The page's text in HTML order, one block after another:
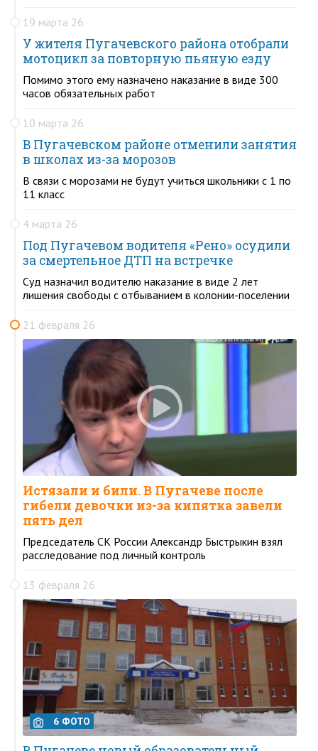
19 марта 26
У жителя Пугачевского района отобрали
мотоцикл за повторную пьяную езду
Помимо этого ему назначено наказание в виде 300
часов обязательных работ
10 марта 26
В Пугачевском районе отменили занятия
в школах из-за морозов
В связи с морозами не будут учиться школьники с 1 по
11 класс
4 марта 26
Под Пугачевом водителя «Рено» осудили
за смертельное ДТП на встречке
Суд назначил водителю наказание в виде 2 лет
лишения свободы с отбыванием в колонии-поселении
21 февраля 26
Истязали и били. В Пугачеве после
гибели девочки из-за кипятка завели
пять дел
Председатель СК России Александр Быстрыкин взял
расследование под личный контроль
13 февраля 26
6 ФОТО